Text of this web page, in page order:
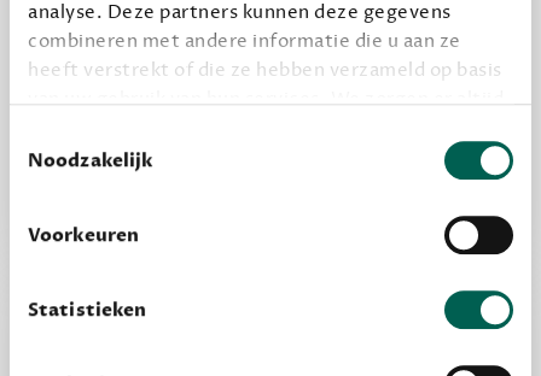
analyse. Deze partners kunnen deze gegevens
combineren met andere informatie die u aan ze
heeft verstrekt of die ze hebben verzameld op basis
grondslag gebeurt, en er niet onnodig data van je
wordt verwerkt. Gevoelige persoonsgegevens delen
Noodzakelijk
Voorkeuren
Statistieken
Alles van Dewey Free
Word een bovengemiddelde lezer met 6 boeken
Vooraf een tipje van de sluier, zodat je kunt
kijken of het zou bevallen (maar dit hoeft niet)